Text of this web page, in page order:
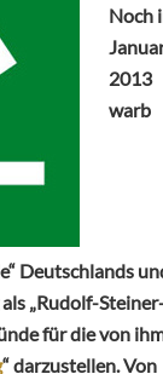
Noch
2013
warb
Deutschlands
„Rudolf-
für die von
“ darzustellen. Von